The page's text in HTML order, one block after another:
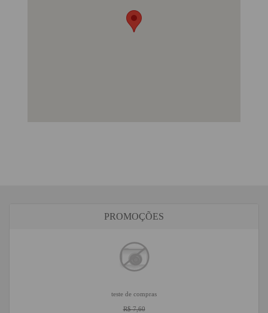
PROMOÇÕES
teste de compras
R$ 7,60